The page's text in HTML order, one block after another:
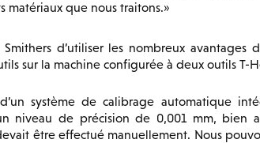
matériaux que nous traitons.
d’utiliser les nombreux avantages
sur la machine configurée à deux outils T-
système de calibrage automatique
niveau de précision de 0,001 mm, bien
être effectué manuellement. Nous